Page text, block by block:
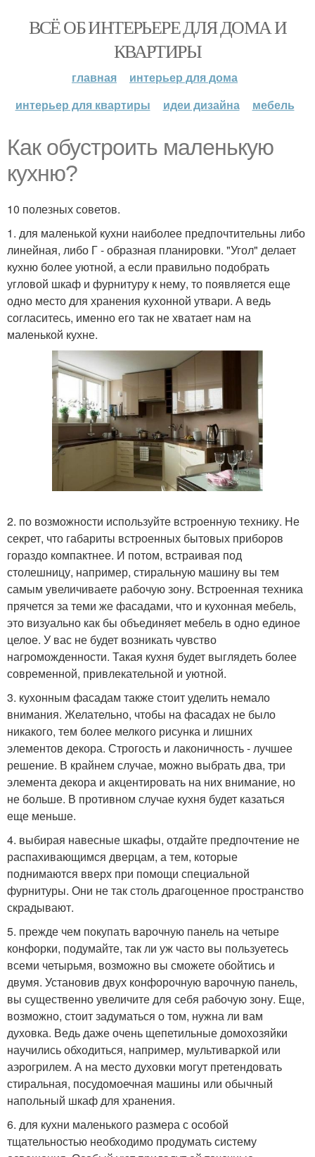
ВСЁ ОБ ИНТЕРЬЕРЕ ДЛЯ ДОМА И
КВАРТИРЫ
главная
интерьер для дома
интерьер для квартиры
идеи дизайна мебель
Как обустроить маленькую
кухню?
10 полезных советов.
1. для маленькой кухни наиболее предпочтительны либо
линейная, либо Г - образная планировки. "Угол" делает
кухню более уютной, а если правильно подобрать
угловой шкаф и фурнитуру к нему, то появляется еще
одно место для хранения кухонной утвари. А ведь
согласитесь, именно его так не хватает нам на
маленькой кухне.
2. по возможности используйте встроенную технику. Не
секрет, что габариты встроенных бытовых приборов
гораздо компактнее. И потом, встраивая под
столешницу, например, стиральную машину вы тем
самым увеличиваете рабочую зону. Встроенная техника
прячется за теми же фасадами, что и кухонная мебель,
это визуально как бы объединяет мебель в одно единое
целое. У вас не будет возникать чувство
нагроможденности. Такая кухня будет выглядеть более
современной, привлекательной и уютной.
3. кухонным фасадам также стоит уделить немало
внимания. Желательно, чтобы на фасадах не было
никакого, тем более мелкого рисунка и лишних
элементов декора. Строгость и лаконичность - лучшее
решение. В крайнем случае, можно выбрать два, три
элемента декора и акцентировать на них внимание, но
не больше. В противном случае кухня будет казаться
еще меньше.
4. выбирая навесные шкафы, отдайте предпочтение не
распахивающимся дверцам, а тем, которые
поднимаются вверх при помощи специальной
фурнитуры. Они не так столь драгоценное пространство
скрадывают.
5. прежде чем покупать варочную панель на четыре
конфорки, подумайте, так ли уж часто вы пользуетесь
всеми четырьмя, возможно вы сможете обойтись и
двумя. Установив двух конфорочную варочную панель,
вы существенно увеличите для себя рабочую зону. Еще,
возможно, стоит задуматься о том, нужна ли вам
духовка. Ведь даже очень щепетильные домохозяйки
научились обходиться, например, мультиваркой или
аэрогрилем. А на место духовки могут претендовать
стиральная, посудомоечная машины или обычный
напольный шкаф для хранения.
6. для кухни маленького размера с особой
тщательностью необходимо продумать систему